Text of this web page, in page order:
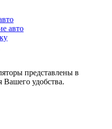
авто
представлены в
Вашего удобства.